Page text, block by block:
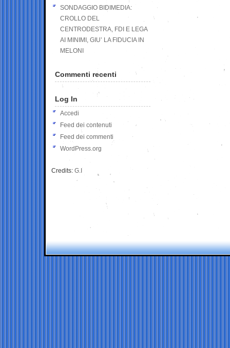
SONDAGGIO BIDIMEDIA:
CROLLO DEL
CENTRODESTRA, FDI E LEGA
AI MINIMI, GIU’ LA FIDUCIA IN
MELONI
Commenti recenti
Log In
Accedi
Feed dei contenuti
Feed dei commenti
WordPress.org
Credits: G.I